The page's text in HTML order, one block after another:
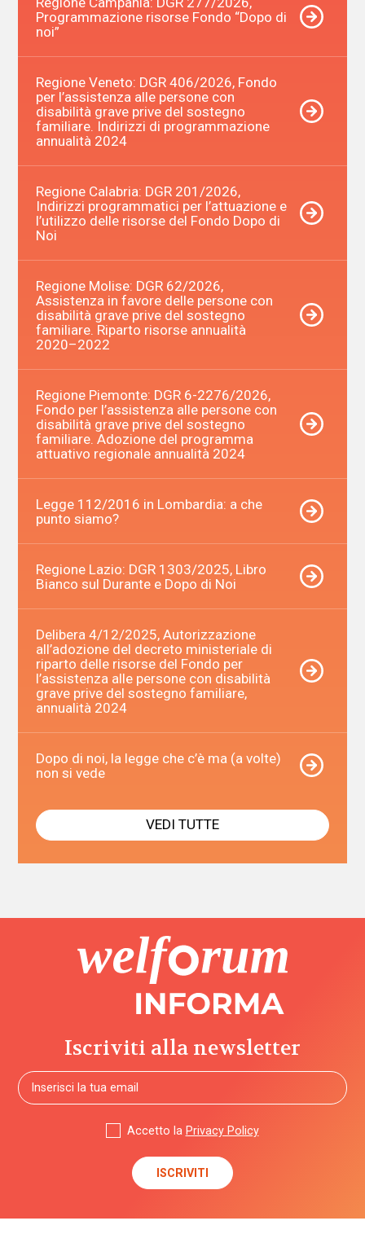
Programmazione risorse Fondo “Dopo di
noi”
Regione Veneto: DGR 406/2026, Fondo
per l’assistenza alle persone con
disabilità grave prive del sostegno
familiare. Indirizzi di programmazione
annualità 2024
Regione Calabria: DGR 201/2026,
Indirizzi programmatici per l’attuazione e
l’utilizzo delle risorse del Fondo Dopo di
Noi
Regione Molise: DGR 62/2026,
Assistenza in favore delle persone con
disabilità grave prive del sostegno
familiare. Riparto risorse annualità
2020–2022
Regione Piemonte: DGR 6-2276/2026,
Fondo per l’assistenza alle persone con
disabilità grave prive del sostegno
familiare. Adozione del programma
attuativo regionale annualità 2024
Legge 112/2016 in Lombardia: a che
punto siamo?
Regione Lazio: DGR 1303/2025, Libro
Bianco sul Durante e Dopo di Noi
Delibera 4/12/2025, Autorizzazione
all’adozione del decreto ministeriale di
riparto delle risorse del Fondo per
l’assistenza alle persone con disabilità
grave prive del sostegno familiare,
annualità 2024
Dopo di noi, la legge che c’è ma (a volte)
non si vede
VEDI TUTTE
Iscriviti alla newsletter
Accetto la Privacy Policy